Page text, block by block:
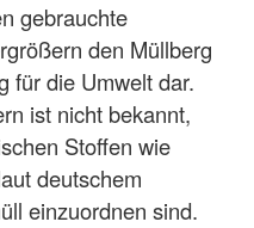
gebrauchte
den Müllberg
für die Umwelt dar.
ist nicht bekannt,
Stoffen wie
deutschem
einzuordnen sind.